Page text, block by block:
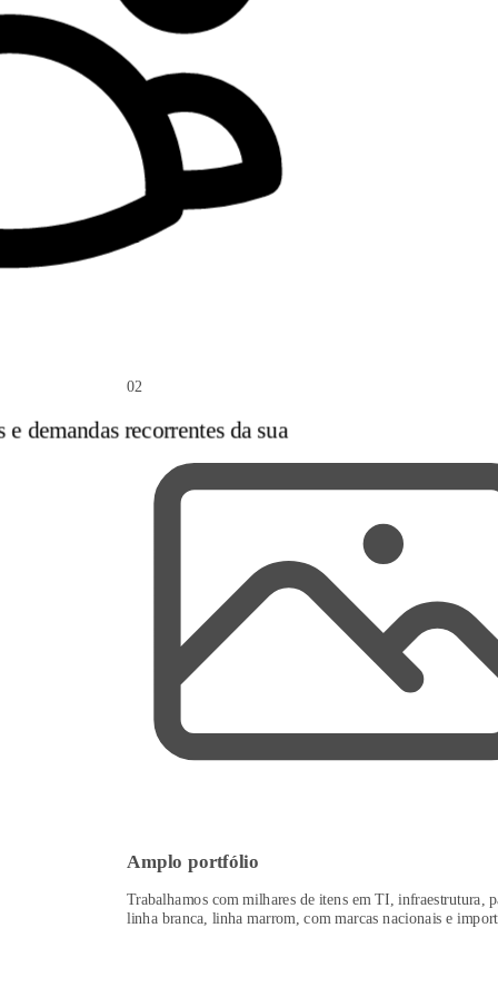
demandas recorrentes da sua
02
Amplo portfólio
Trabalhamos com milhares de itens em TI, infraestrutura,
linha branca, linha marrom, com marcas nacionais e